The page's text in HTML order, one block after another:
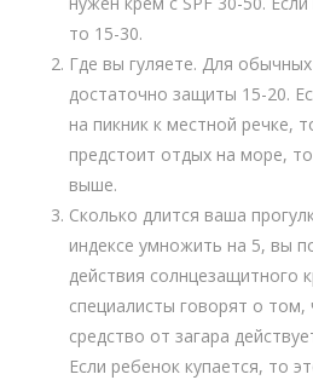
то 15-30.
Где вы гуляете. Для
достаточно защиты 15-20.
на пикник к местной речке,
предстоит отдых на море,
выше.
Сколько длится ваша
индексе умножить на 5, вы
действия солнцезащитного
специалисты говорят о
средство от загара
Если ребенок купается, то